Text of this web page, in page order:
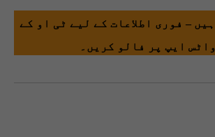
– فوری اطلاعات کے لیے ٹی او کے
ایپ پر فالو کریں۔